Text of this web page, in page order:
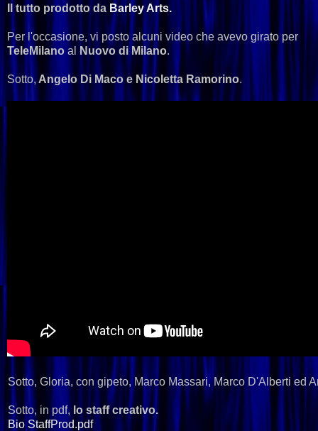
Il tutto prodotto da Barley Arts.
Per l'occasione, vi posto alcuni video che avevo girato per
TeleMilano al Nuovo di Milano.
Sotto, Angelo Di Maco e Nicoletta Ramorino.
Sotto, Gloria, con gipeto, Marco Massari, Marco D'Alberti ed
Sotto, in pdf, lo staff creativo.
Bio StaffProd.pdf